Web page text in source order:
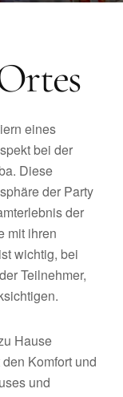
eines
bei der
Diese
der Party
der
mit ihren
wichtig, bei
Teilnehmer,
Hause
Komfort und
und